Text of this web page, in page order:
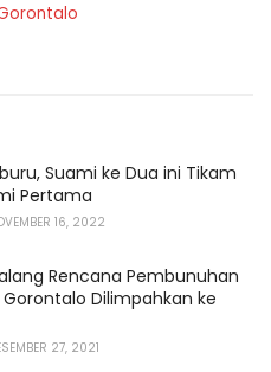
Suami ke Dua ini Tikam
Pertama
16, 2022
Rencana Pembunuhan
Dilimpahkan ke
27, 2021